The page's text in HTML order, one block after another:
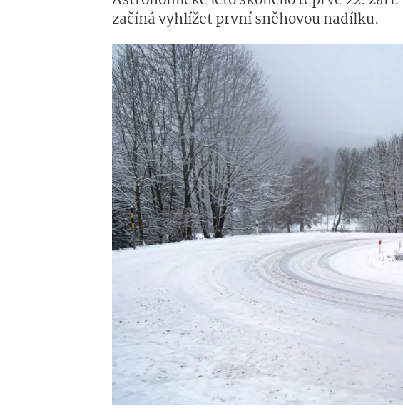
začíná vyhlížet první sněhovou nadílku.